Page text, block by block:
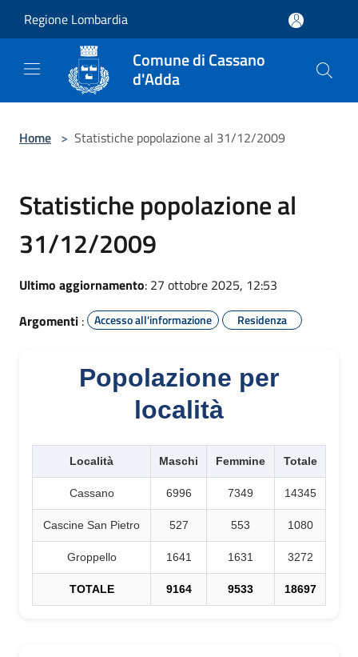
Regione Lombardia
Comune di Cassano
d'Adda
Home > Statistiche popolazione al 31/12/2009
Statistiche popolazione al
31/12/2009
Ultimo aggiornamento: 27 ottobre 2025, 12:53
Argomenti : Accesso all'informazione Residenza
Popolazione per
località
Località Maschi Femmine Totale
Cassano 6996 7349 14345
Cascine San Pietro 527 553 1080
Groppello 1641 1631 3272
TOTALE 9164 9533 18697